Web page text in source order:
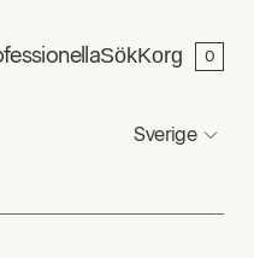
SökKorg 0
Sverige